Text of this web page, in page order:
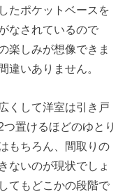
たポケットベースを
なされているので
楽しみが想像できま
違いありません。
くして洋室は引き戸
置けるほどのゆとり
もちろん、間取りの
ないのが現状でしょ
てもどこかの段階で